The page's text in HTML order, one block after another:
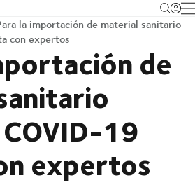
de inicio
la importación de material sanitario
con expertos
de
19
expertos